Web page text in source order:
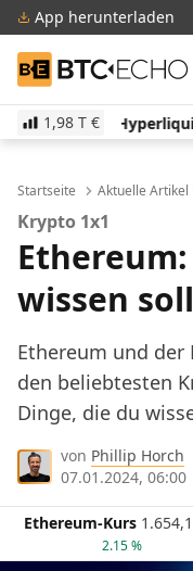
App herunterladen
BTC-ECHO
1,98 T €
Kurs 48,53 € -1.81%
Startseite Aktuelle
Krypto 1x1
wissen
Ethereum und der
den beliebtesten
Dinge, die du
von Phillip Horch
07.01.2024, 06:00
Ethereum-Kurs
2.15 %